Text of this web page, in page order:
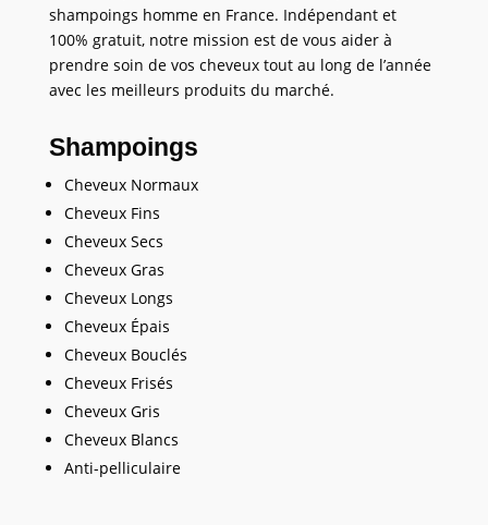
shampoings homme en France. Indépendant et
100% gratuit, notre mission est de vous aider à
prendre soin de vos cheveux tout au long de l’année
avec les meilleurs produits du marché.
Shampoings
Cheveux Normaux
Cheveux Fins
Cheveux Secs
Cheveux Gras
Cheveux Longs
Cheveux Épais
Cheveux Bouclés
Cheveux Frisés
Cheveux Gris
Cheveux Blancs
Anti-pelliculaire